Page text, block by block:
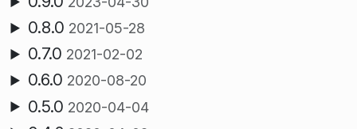
0.8.0 2021-05-28
0.7.0 2021-02-02
0.6.0 2020-08-20
0.5.0 2020-04-04